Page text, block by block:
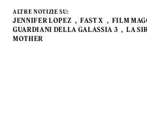
ALTRE NOTIZIE SU:
JENNIFER LOPEZ FAST X
FILM
GUARDIANI DELLA GALASSIA 3
LA
MOTHER